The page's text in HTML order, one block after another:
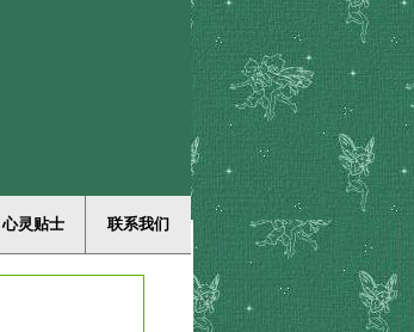
心灵贴士 联系我们